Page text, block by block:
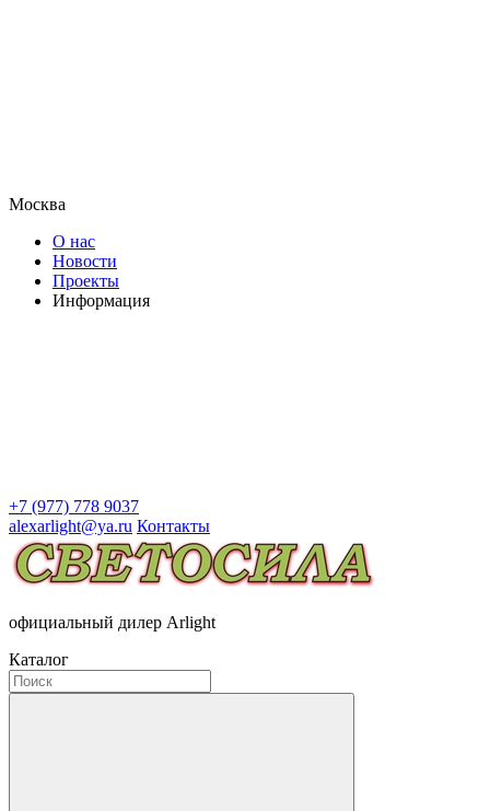
Москва
О нас
Новости
Проекты
Информация
+7 (977) 778 9037
alexarlight@ya.ru Контакты
официальный дилер Arlight
Каталог